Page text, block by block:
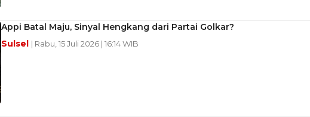
Appi Batal Maju, Sinyal Hengkang dari Partai Golkar?
Sulsel | Rabu, 15 Juli 2026 | 16:14 WIB